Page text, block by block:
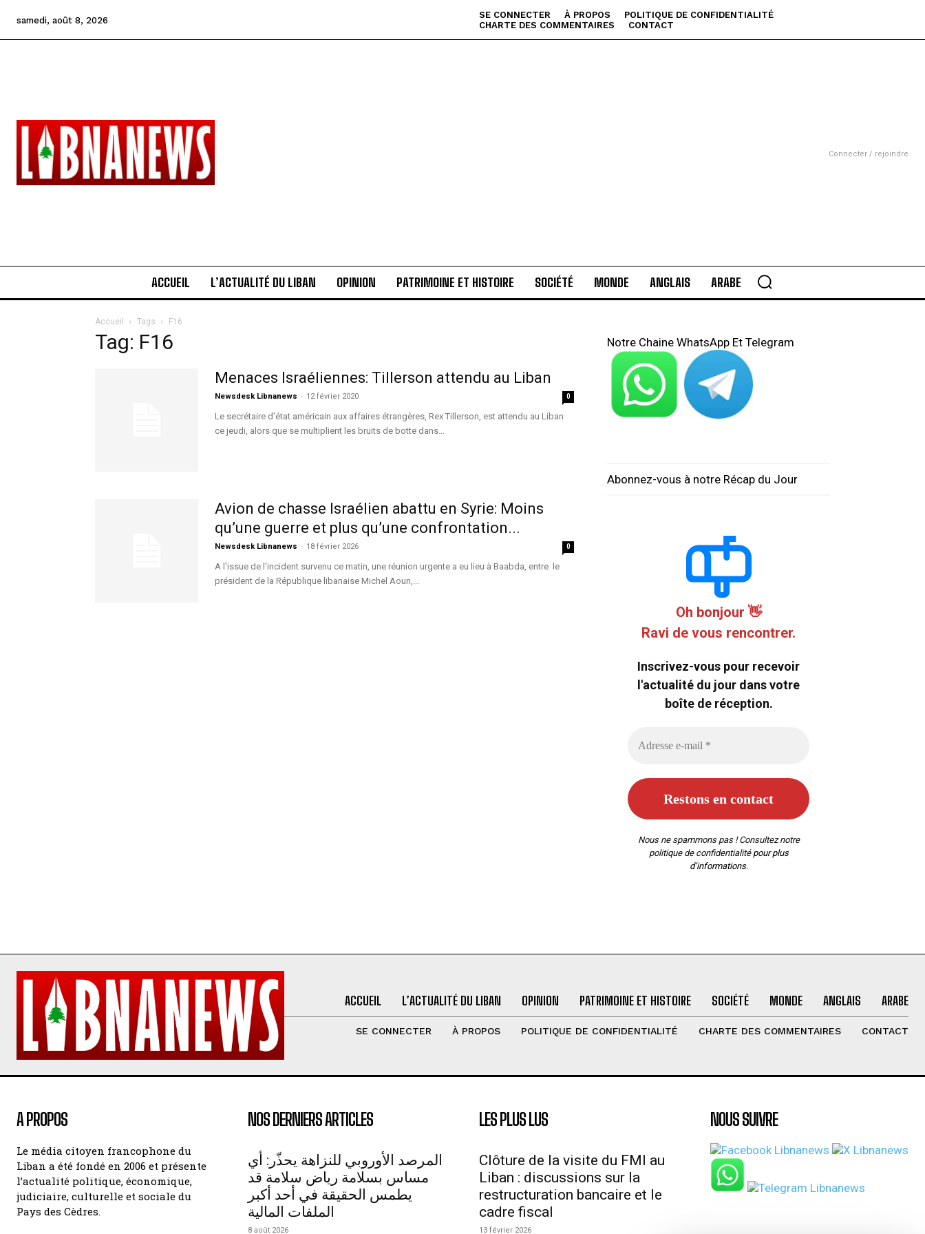
samedi, août 8, 2026 SE CONNECTER À PROPOS
POLITIQUE DE CONFIDENTIALITÉ
CHARTE DES COMMENTAIRES
CONTACT
Connecter / rejoindre
ACCUEIL L’ACTUALITÉ DU LIBAN OPINION PATRIMOINE ET HISTOIRE SOCIÉTÉ MONDE ANGLAIS ARABE
Accueil Tags F16
Tag: F16
Menaces Israéliennes: Tillerson attendu au Liban
Newsdesk Libnanews - 12 février 2020 0
Le secrétaire d'état américain aux affaires étrangères, Rex Tillerson, est attendu au Liban
ce jeudi, alors que se multiplient les bruits de botte dans...
Avion de chasse Israélien abattu en Syrie: Moins
qu’une guerre et plus qu’une confrontation...
Newsdesk Libnanews - 18 février 2026 0
A l'issue de l'incident survenu ce matin, une réunion urgente a eu lieu à Baabda, entre le
président de la République libanaise Michel Aoun,...
Notre Chaine WhatsApp Et Telegram
Abonnez-vous à notre Récap du Jour
Oh bonjour 👋
Ravi de vous rencontrer.
Inscrivez-vous pour recevoir
l'actualité du jour dans votre
boîte de réception.
Nous ne spammons pas ! Consultez notre
politique de confidentialitépour plus
d’informations.
ACCUEIL L’ACTUALITÉ DU LIBAN OPINION PATRIMOINE ET HISTOIRE SOCIÉTÉ MONDE ANGLAIS ARABE
SE CONNECTER À PROPOS POLITIQUE DE CONFIDENTIALITÉ CHARTE DES COMMENTAIRES CONTACT
A PROPOS
Le média citoyen francophone du
Liban a été fondé en 2006 et présente
l’actualité politique, économique,
judiciaire, culturelle et sociale du
Pays des Cèdres.
NOS DERNIERS ARTICLES
المرصد الأوروبي للنزاهة يحذّر: أي
مساس بسلامة رياض سلامة قد
يطمس الحقيقة في أحد أكبر
الملفات المالية
8 août 2026
LES PLUS LUS
Clôture de la visite du FMI au
Liban : discussions sur la
restructuration bancaire et le
cadre fiscal
13 février 2026
NOUS SUIVRE